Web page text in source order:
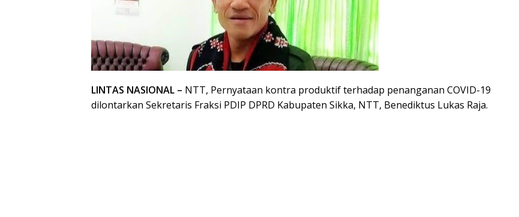
LINTAS NASIONAL – NTT, Pernyataan kontra produktif terhadap penanganan COVID-19
dilontarkan Sekretaris Fraksi PDIP DPRD Kabupaten Sikka, NTT, Benediktus Lukas Raja.